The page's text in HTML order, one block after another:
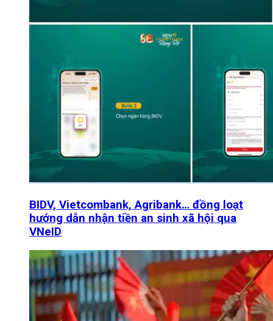
BIDV, Vietcombank, Agribank… đồng loạt
hướng dẫn nhận tiền an sinh xã hội qua
VNeID